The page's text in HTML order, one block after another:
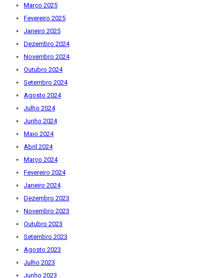
Março 2025
Fevereiro 2025
Janeiro 2025
Dezembro 2024
Novembro 2024
Outubro 2024
Setembro 2024
Agosto 2024
Julho 2024
Junho 2024
Maio 2024
Abril 2024
Março 2024
Fevereiro 2024
Janeiro 2024
Dezembro 2023
Novembro 2023
Outubro 2023
Setembro 2023
Agosto 2023
Julho 2023
Junho 2023